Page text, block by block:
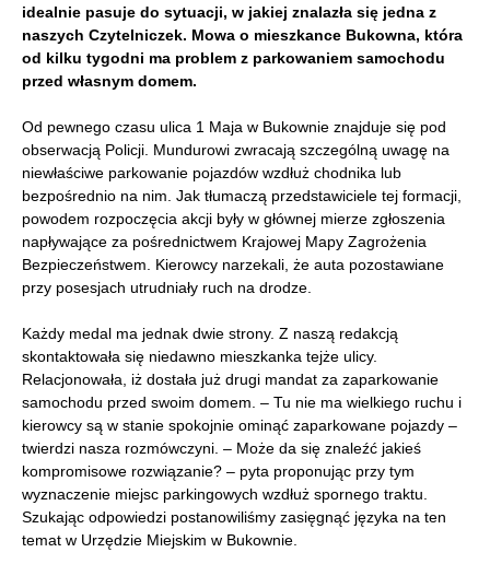
idealnie pasuje do sytuacji, w jakiej znalazła się jedna z
naszych Czytelniczek. Mowa o mieszkance Bukowna, która
od kilku tygodni ma problem z parkowaniem samochodu
przed własnym domem.
Od pewnego czasu ulica 1 Maja w Bukownie znajduje się pod
obserwacją Policji. Mundurowi zwracają szczególną uwagę na
niewłaściwe parkowanie pojazdów wzdłuż chodnika lub
bezpośrednio na nim. Jak tłumaczą przedstawiciele tej formacji,
powodem rozpoczęcia akcji były w głównej mierze zgłoszenia
napływające za pośrednictwem Krajowej Mapy Zagrożenia
Bezpieczeństwem. Kierowcy narzekali, że auta pozostawiane
przy posesjach utrudniały ruch na drodze.
Każdy medal ma jednak dwie strony. Z naszą redakcją
skontaktowała się niedawno mieszkanka tejże ulicy.
Relacjonowała, iż dostała już drugi mandat za zaparkowanie
samochodu przed swoim domem. – Tu nie ma wielkiego ruchu i
kierowcy są w stanie spokojnie ominąć zaparkowane pojazdy –
twierdzi nasza rozmówczyni. – Może da się znaleźć jakieś
kompromisowe rozwiązanie? – pyta proponując przy tym
wyznaczenie miejsc parkingowych wzdłuż spornego traktu.
Szukając odpowiedzi postanowiliśmy zasięgnąć języka na ten
temat w Urzędzie Miejskim w Bukownie.